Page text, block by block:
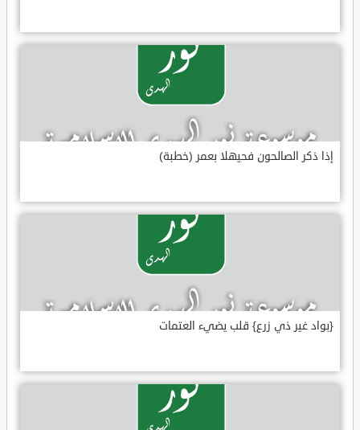
إذا ذكر الصالحون فحيهلا بعمر (خطبة)
{بواد غير ذي زرع} قلب يضيء العتمات